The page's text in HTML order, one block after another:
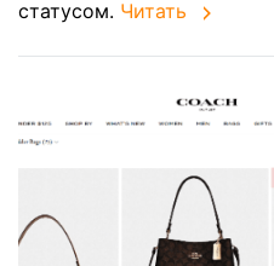
статусом. Читать